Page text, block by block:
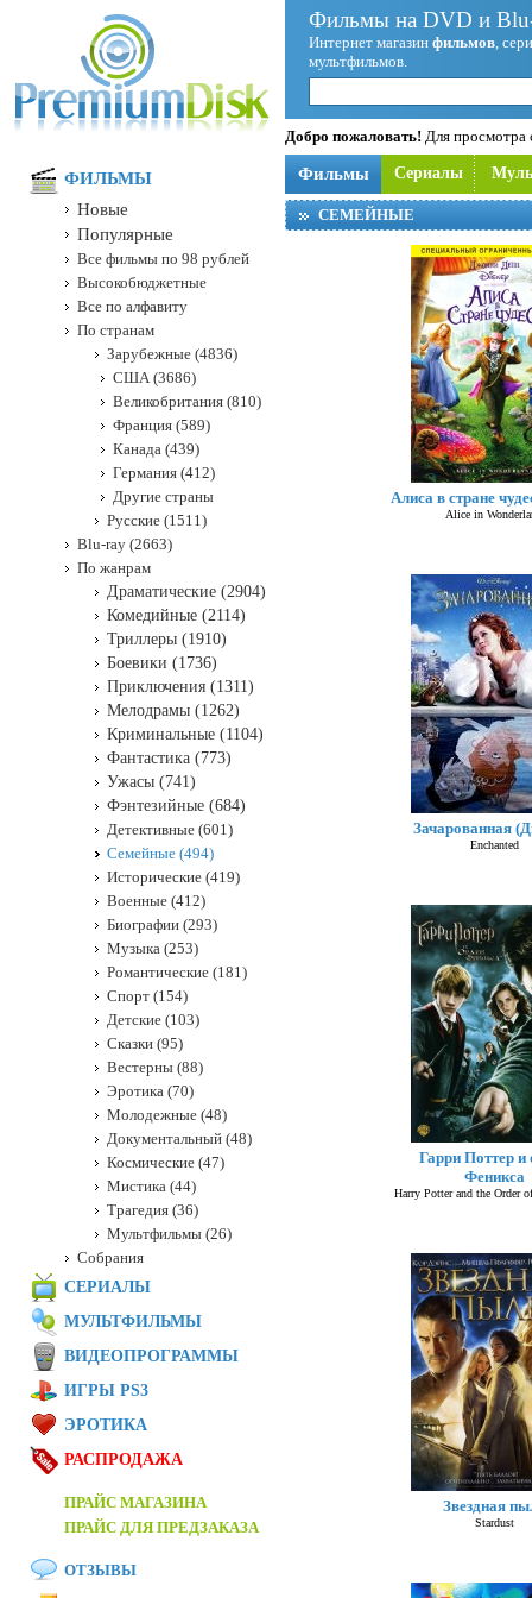
Фильмы на DVD и
Интернет магазин фильмов,
мультфильмов.
Добро пожаловать! Для просмотра
Фильмы Сериалы
СЕМЕЙНЫЕ
Алиса в стране
Alice in
Зачарованная
Enchanted
Гарри Поттер и
Феникса
Harry Potter and the Order
Звездная
Stardust
ФИЛЬМЫ
Новые
Популярные
Все фильмы по 98 рублей
Высокобюджетные
Все по алфавиту
По странам
Зарубежные (4836)
США (3686)
Великобритания (810)
Франция (589)
Канада (439)
Германия (412)
Другие страны
Русские (1511)
Blu-ray (2663)
По жанрам
Драматические (2904)
Комедийные (2114)
Триллеры (1910)
Боевики (1736)
Приключения (1311)
Мелодрамы (1262)
Криминальные (1104)
Фантастика (773)
Ужасы (741)
Фэнтезийные (684)
Детективные (601)
Семейные (494)
Исторические (419)
Военные (412)
Биографии (293)
Музыка (253)
Романтические (181)
Спорт (154)
Детские (103)
Сказки (95)
Вестерны (88)
Эротика (70)
Молодежные (48)
Документальный (48)
Космические (47)
Мистика (44)
Трагедия (36)
Мультфильмы (26)
Собрания
СЕРИАЛЫ
МУЛЬТФИЛЬМЫ
ВИДЕОПРОГРАММЫ
ИГРЫ PS3
ЭРОТИКА
РАСПРОДАЖА
ПРАЙС МАГАЗИНА
ПРАЙС ДЛЯ ПРЕДЗАКАЗА
ОТЗЫВЫ